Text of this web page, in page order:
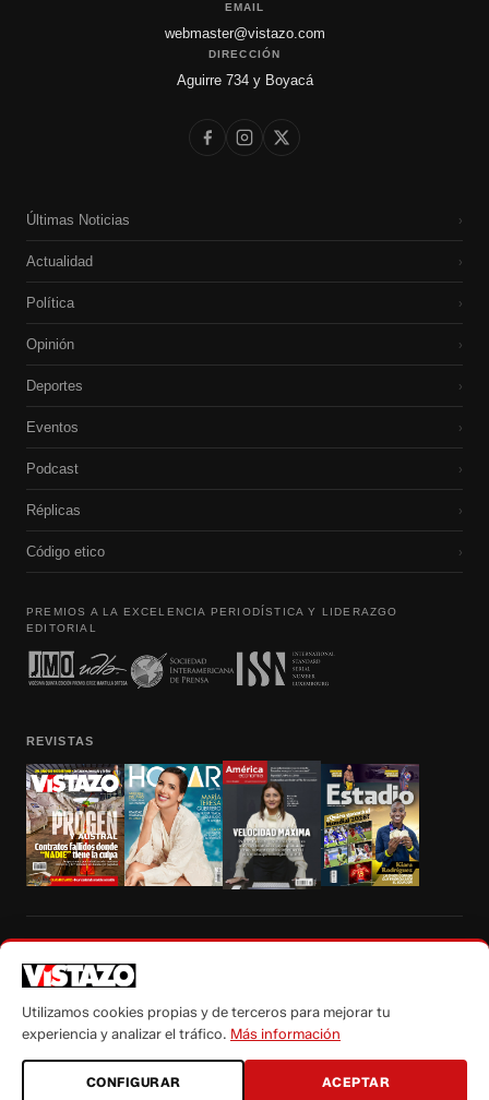
EMAIL
webmaster@vistazo.com
DIRECCIÓN
Aguirre 734 y Boyacá
Últimas Noticias ›
Actualidad ›
Política ›
Opinión ›
Deportes ›
Eventos ›
Podcast ›
Réplicas ›
Código etico ›
PREMIOS A LA EXCELENCIA PERIODÍSTICA Y LIDERAZGO
EDITORIAL
REVISTAS
autorización escrita de su titular, de todos los contenidos de Vistazo.com.
Utilizamos cookies propias y de terceros para mejorar tu
experiencia y analizar el tráfico. Más información
CONFIGURAR ACEPTAR